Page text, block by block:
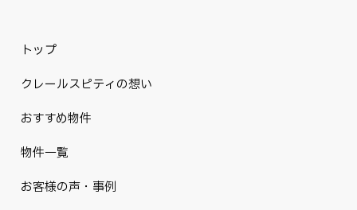
トップ
クレールスピティの想い
おすすめ物件
物件一覧
お客様の声・事例